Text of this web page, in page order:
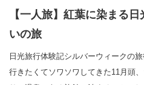
【一人旅】紅葉に染まる
いの旅
日光旅行体験記シルバーウィークの
行きたくてソワソワしてきた11月頭